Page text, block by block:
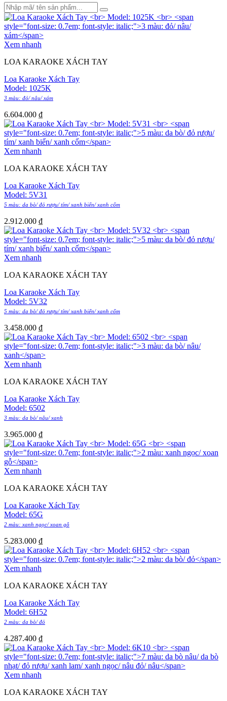
Xem nhanh
LOA KARAOKE XÁCH TAY
Loa Karaoke Xách Tay
Model: 1025K
3 màu: đỏ/ nâu/ xám
6.604.000 ₫
Xem nhanh
LOA KARAOKE XÁCH TAY
Loa Karaoke Xách Tay
Model: 5V31
5 màu: da bò/ đỏ rượu/ tím/ xanh biển/ xanh cốm
2.912.000 ₫
Xem nhanh
LOA KARAOKE XÁCH TAY
Loa Karaoke Xách Tay
Model: 5V32
5 màu: da bò/ đỏ rượu/ tím/ xanh biển/ xanh cốm
3.458.000 ₫
Xem nhanh
LOA KARAOKE XÁCH TAY
Loa Karaoke Xách Tay
Model: 6502
3 màu: da bò/ nâu/ xanh
3.965.000 ₫
Xem nhanh
LOA KARAOKE XÁCH TAY
Loa Karaoke Xách Tay
Model: 65G
2 màu: xanh ngọc/ xoan gỗ
5.283.000 ₫
Xem nhanh
LOA KARAOKE XÁCH TAY
Loa Karaoke Xách Tay
Model: 6H52
2 màu: da bò/ đỏ
4.287.400 ₫
Xem nhanh
LOA KARAOKE XÁCH TAY